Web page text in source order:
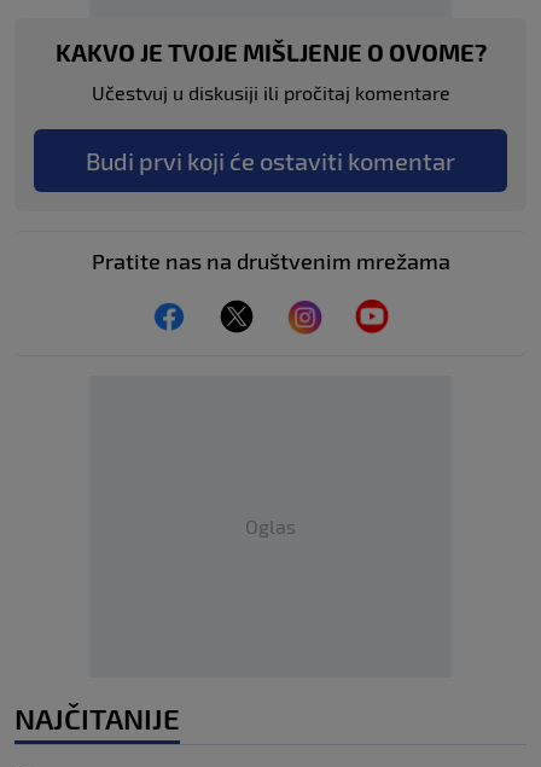
KAKVO JE TVOJE MIŠLJENJE O OVOME?
Učestvuj u diskusiji ili pročitaj komentare
Budi prvi koji će ostaviti komentar
Pratite nas na društvenim mrežama
Oglas
NAJČITANIJE